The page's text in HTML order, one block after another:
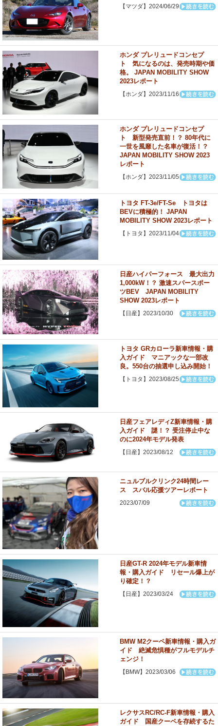
【マツダ】2024/06/29
ホンダ プレリュードコンセプ
ト 気になるのは、発売時期や価
格。 JAPAN MOBILITY SHOW
2023レポート
【ホンダ】2023/11/16
ホンダ プレリュードコンセプ
ト 新型発売直前！？ 80年代に
一世を風靡した名車が復活！？
JAPAN MOBILITY SHOW 2023
レポート
【ホンダ】2023/11/05
トヨタ FT-3e/FT-Se トヨタは
BEVに積極的！ JAPAN
MOBILITY SHOW 2023レポート
【トヨタ】2023/11/04
日産ハイパーフォース 最大出力
1,000kW！？ 激速スパースポー
ツBEV JAPAN MOBILITY
SHOW 2023レポート
【日産】2023/10/30
トヨタ GRカローラ新車情報・購
入ガイド マニアックな一部改
良。550台の抽選申し込み開始！
【トヨタ】2023/08/25
日産フェアレディZ新車情報・購
入ガイド 謎！？ 受注停止中な
のに2024年モデル発表
【日産】2023/08/12
ニュルブルクリンク24時間レー
ス スバル応援ツアーレポート
2023/07/09
日産GT-R 2024年モデル新車情
報・購入ガイド リセール爆上が
り確定！？
【日産】2023/03/24
BMW M2クーペ新車情報・購入ガ
イド 絶滅危惧種がフルモデルチ
ェンジ！
【BMW】2023/03/06
レクサスRC/RC-F新車情報・購入
ガイド 国産クーペを存続するた